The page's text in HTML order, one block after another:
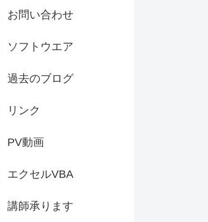
お問い合わせ
ソフトウエア
過去のブログ
リンク
PV動画
エクセルVBA
講師承ります